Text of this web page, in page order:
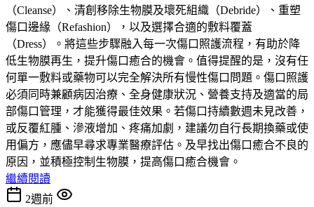
（Cleanse）、清創移除生物膜及壞死組織（Debride）、重塑
傷口邊緣（Refashion），以及選擇合適的敷料覆蓋
（Dress）。將這些步驟融入每一次傷口照護流程，有助於降
低生物膜再生，提升傷口癒合的機會。值得提醒的是，沒有任
何單一敷料或藥物可以完全解決所有慢性傷口問題。傷口照護
必須同時兼顧病因治療、全身健康狀況、營養支持及適當的局
部傷口管理，才能獲得最佳效果。若傷口持續數週未見改善，
或反覆紅腫、滲液增加、疼痛加劇，建議勿自行長期換藥或使
用偏方，應儘早尋求專業醫療評估。及早找出傷口癒合不良的
原因，並積極控制生物膜，提高傷口癒合機會。
繼續閱讀
2週前